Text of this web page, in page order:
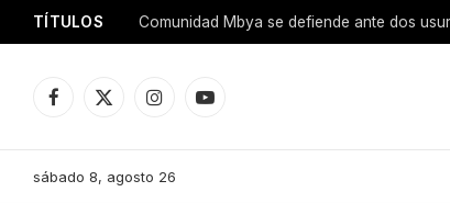
TÍTULOS Comunidad Mbya se defiende ante dos
Facebook
X
InstagramYouTube
sábado 8, agosto 26